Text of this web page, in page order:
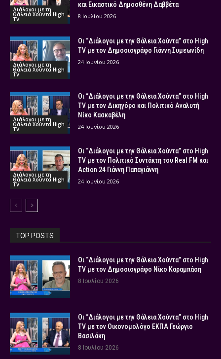
Διάλογοι με τη
Θάλεια Χούντα High
TV
και Εικαστικό Δημοσθένη Δαββέτα
8 Ιουλίου 2026
Διάλογοι με τη
Θάλεια Χούντα High
TV
Οι “Διάλογοι με την Θάλεια Χούντα” στο High
TV με τον Δημοσιογράφο Γιάννη Συμεωνίδη
24 Ιουνίου 2026
Διάλογοι με τη
Θάλεια Χούντα High
TV
Οι “Διάλογοι με την Θάλεια Χούντα” στο High
TV με τον Δικηγόρο και Πολιτικό Αναλυτή
Νίκο Κασκαβέλη
24 Ιουνίου 2026
Διάλογοι με τη
Θάλεια Χούντα High
TV
Οι “Διάλογοι με την Θάλεια Χούντα” στο High
TV με τον Πολιτικό Συντάκτη του Real FM και
Action 24 Γιάννη Παπαγιάννη
24 Ιουνίου 2026
TOP POSTS
Οι “Διάλογοι με την Θάλεια Χούντα” στο High
TV με τον Δημοσιογράφο Νίκο Καραμπάση
8 Ιουλίου 2026
Οι “Διάλογοι με την Θάλεια Χούντα” στο High
TV με τον Οικονομολόγο ΕΚΠΑ Γεώργιο
Βασιλάκη
8 Ιουλίου 2026